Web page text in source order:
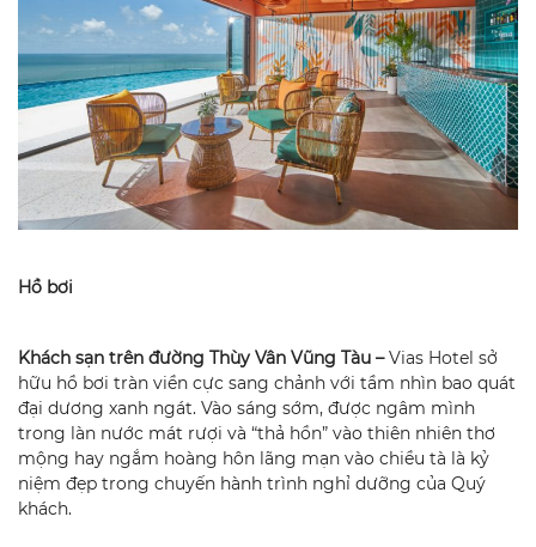
Hồ bơi
Khách sạn trên đường Thùy Vân Vũng Tàu –Vias Hotel sở
hữu hồ bơi tràn viền cực sang chảnh với tầm nhìn bao quát
đại dương xanh ngát. Vào sáng sớm, được ngâm mình
trong làn nước mát rượi và “thả hồn” vào thiên nhiên thơ
mộng hay ngắm hoàng hôn lãng mạn vào chiều tà là kỷ
niệm đẹp trong chuyến hành trình nghỉ dưỡng của Quý
khách.